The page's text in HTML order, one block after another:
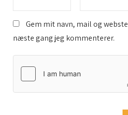
Gem mit navn, mail og
næste gang jeg kommenterer.